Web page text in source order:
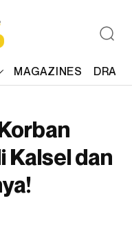
MAGAZINES
Kalsel dan